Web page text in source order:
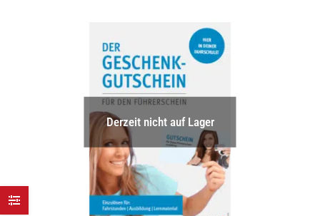
Derzeit nicht auf Lager